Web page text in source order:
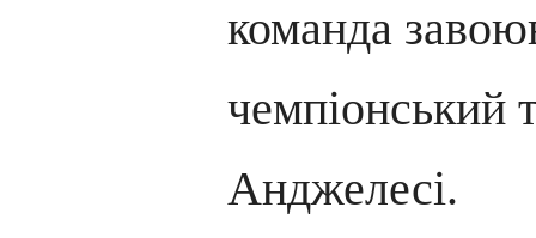
команда
чемпіонський
Анджелесі.